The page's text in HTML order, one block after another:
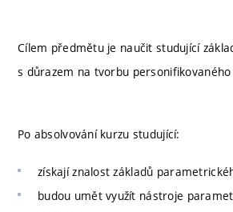
Cílem předmětu je naučit studující
s důrazem na tvorbu
Po absolvování kurzu studující:
získají znalost základů
budou umět využít nástroje